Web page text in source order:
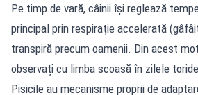
Pe timp de vară, câinii își reglează
principal prin respirație accelerată
transpiră precum oamenii. Din acest
observați cu limba scoasă în zilele
Pisicile au mecanisme proprii de